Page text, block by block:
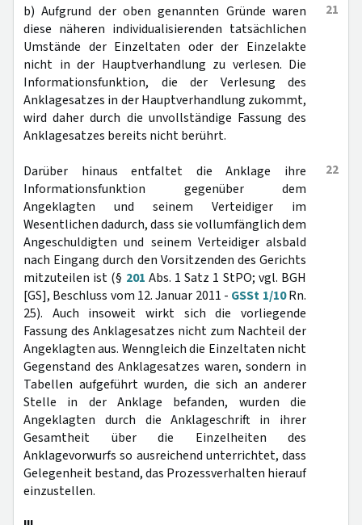
21
b) Aufgrund der oben genannten Gründe waren
diese näheren individualisierenden tatsächlichen
Umstände der Einzeltaten oder der Einzelakte
nicht in der Hauptverhandlung zu verlesen. Die
Informationsfunktion, die der Verlesung des
Anklagesatzes in der Hauptverhandlung zukommt,
wird daher durch die unvollständige Fassung des
Anklagesatzes bereits nicht berührt.
22
Darüber hinaus entfaltet die Anklage ihre
Informationsfunktion gegenüber dem
Angeklagten und seinem Verteidiger im
Wesentlichen dadurch, dass sie vollumfänglich dem
Angeschuldigten und seinem Verteidiger alsbald
nach Eingang durch den Vorsitzenden des Gerichts
mitzuteilen ist (§ 201 Abs. 1 Satz 1 StPO; vgl. BGH
[GS], Beschluss vom 12. Januar 2011 - GSSt 1/10Rn.
25). Auch insoweit wirkt sich die vorliegende
Fassung des Anklagesatzes nicht zum Nachteil der
Angeklagten aus. Wenngleich die Einzeltaten nicht
Gegenstand des Anklagesatzes waren, sondern in
Tabellen aufgeführt wurden, die sich an anderer
Stelle in der Anklage befanden, wurden die
Angeklagten durch die Anklageschrift in ihrer
Gesamtheit über die Einzelheiten des
Anklagevorwurfs so ausreichend unterrichtet, dass
Gelegenheit bestand, das Prozessverhalten hierauf
einzustellen.